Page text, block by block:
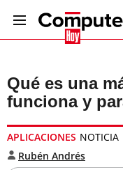
Qué es una
funciona y
APLICACIONES NOTICIA
Rubén Andrés